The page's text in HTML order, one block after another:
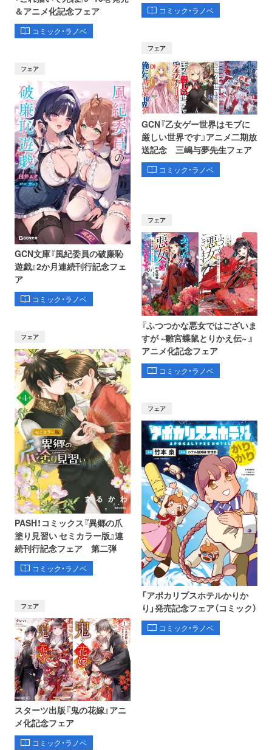
＆アニメ化記念フェア
コミック・ラノベ
コミック・ラノベ
フェア
GCN文庫『風紀委員の破廉恥
遊戯』2か月連続刊行記念フェ
ア
コミック・ラノベ
フェア
GCN『乙女ゲー世界はモブに
厳しい世界です』アニメ二期放
送記念 三嶋与夢先生フェア
コミック・ラノベ
フェア
PASH！コミックス『異郷の爪
塗り見習い セミカラー版』連
続刊行記念フェア 第二弾
コミック・ラノベ
フェア
『ふつつかな悪女ではございま
すが ~雛宮蝶鼠とりかえ伝~ 』
アニメ化記念フェア
コミック・ラノベ
フェア
スターツ出版『鬼の花嫁』アニ
メ化記念フェア
コミック・ラノベ
フェア
「アポカリプスホテルかりか
り」発売記念フェア（コミック）
コミック・ラノベ